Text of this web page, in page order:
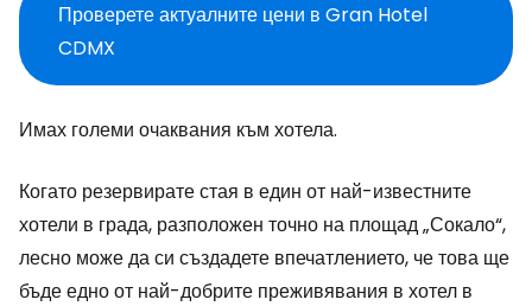
Проверете актуалните цени в Gran Hotel
CDMX
Имах големи очаквания към хотела.
Когато резервирате стая в един от най-известните
хотели в града, разположен точно на площад „Сокало“,
лесно може да си създадете впечатлението, че това ще
бъде едно от най-добрите преживявания в хотел в